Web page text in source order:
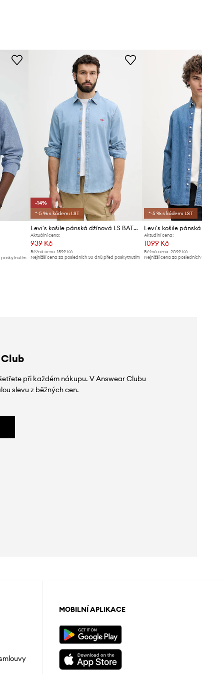
poskytnutím
-14%
*-5 % s kódem: LST
Levi's košile pánská džínová LS BATTERY HM SHIRT SLIM
Aktuální cena:
939 Kč
Běžná cena:1599 Kč
Nejnižší cena za posledních 30 dnů před poskytnutím
*-5 % s kódem: LST
Aktuální cena:
1099 Kč
Běžná cena: 2099 Kč
Nejnižší cena za posledních 30 dnů
při každém nákupu. V Answear Clubu
slevu z běžných cen.
MOBILNÍ APLIKACE